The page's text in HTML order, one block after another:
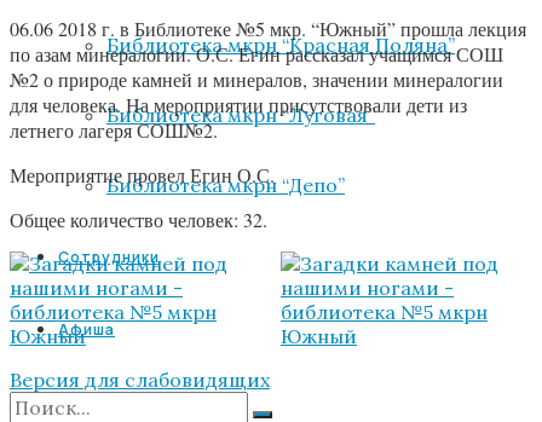
Библиотека мкрн “Красная Поляна”
Библиотека мкрн “Луговая”
Библиотека мкрн “Депо”
Сотрудники
Афиша
VR
06.06 2018 г. в Библиотеке №5 мкр. “Южный” прошла лекция
по азам минералогии. О.С. Егин рассказал учащимся СОШ
№2 о природе камней и минералов, значении минералогии
для человека. На мероприятии присутствовали дети из
летнего лагеря СОШ№2.
Мероприятие провел Егин О.С.
Общее количество человек: 32.
Версия для слабовидящих